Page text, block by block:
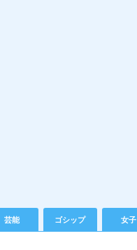
芸能 ゴシップ 女子